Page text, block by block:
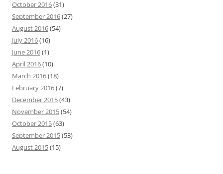
October 2016(31)
September 2016(27)
August 2016(54)
July 2016(16)
June 2016(1)
April 2016(10)
March 2016(18)
February 2016(7)
December 2015(43)
November 2015(54)
October 2015(63)
September 2015(53)
August 2015(15)